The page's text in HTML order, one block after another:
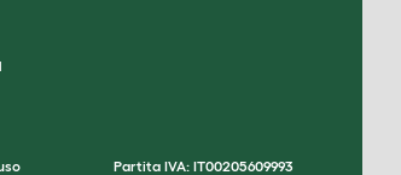
Partita IVA: IT00205609993